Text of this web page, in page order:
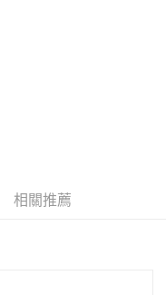
跳轉至「AFTEE先享後付」
相關推薦